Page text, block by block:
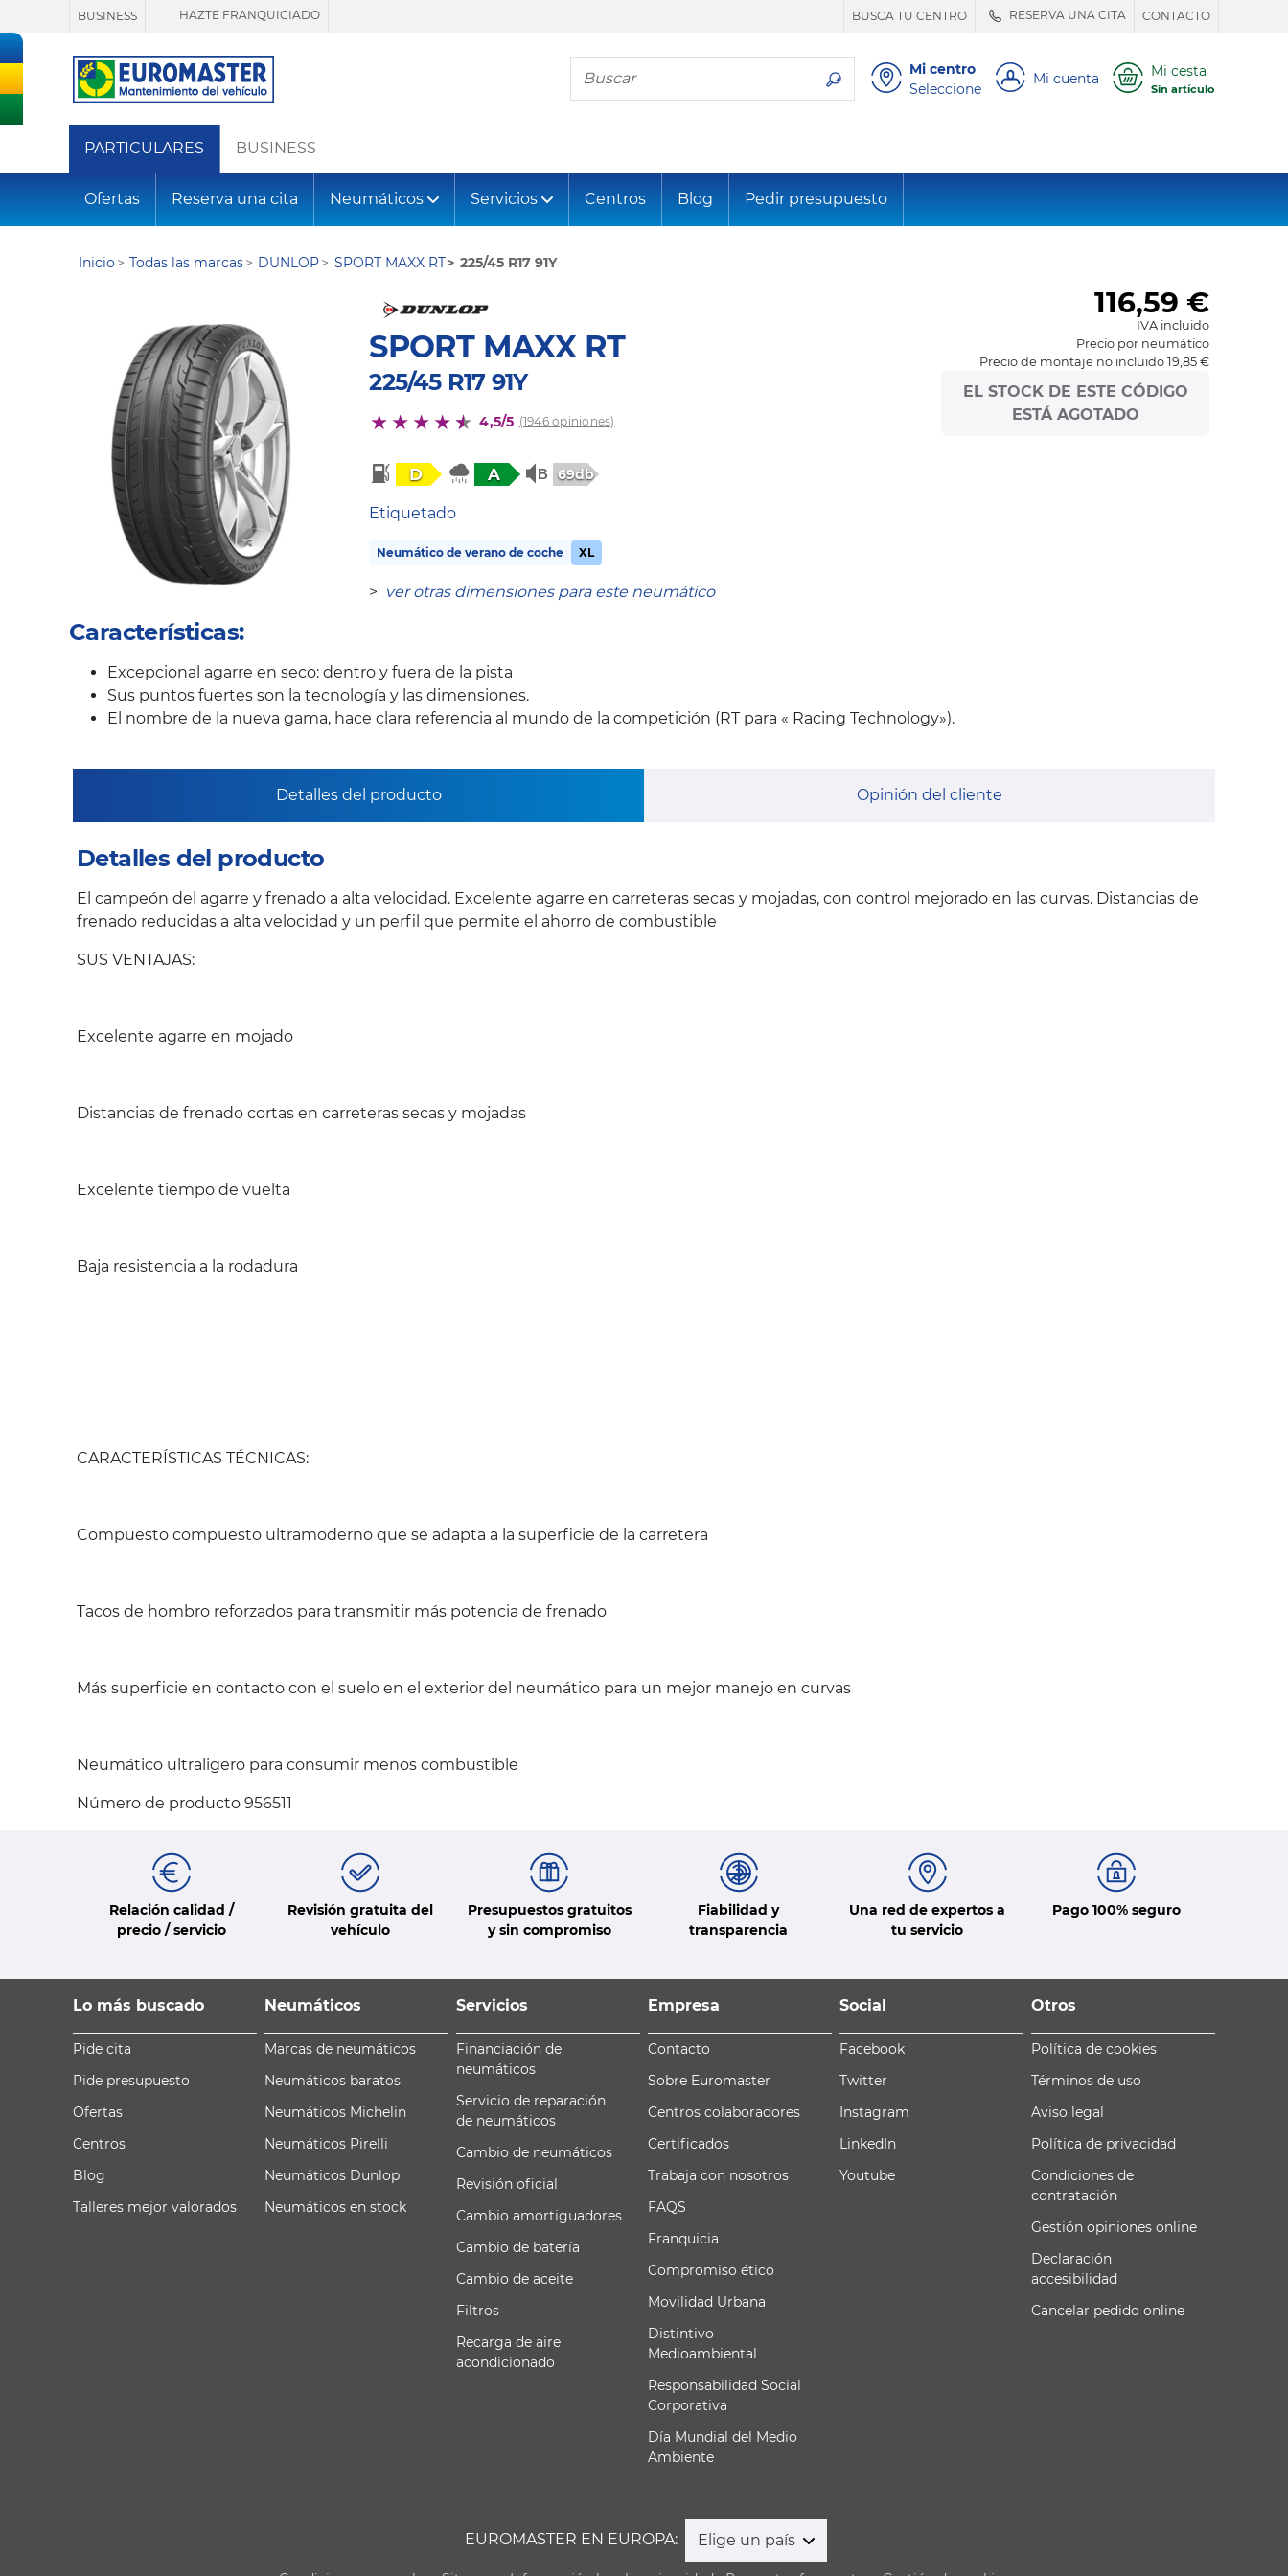
BUSINESS HAZTE FRANQUICIADO BUSCA TU CENTRO RESERVA UNA CITA CONTACTO
Busca tu neumático
Mi centro
Seleccione
Mi cuenta Mi cesta
Sin artículo
PARTICULARES BUSINESS
Ofertas Reserva una cita Neumáticos Servicios Centros Blog Pedir presupuesto
Inicio Todas las marcas DUNLOP SPORT MAXX RT 225/45 R17 91Y
SPORT MAXX RT
225/45 R17 91Y
4,5/5 (1946 opiniones)
D A 69db
Etiquetado
Neumático de verano de coche XL
> ver otras dimensiones para este neumático
116,59 €
IVA incluido
Precio por neumático
Precio de montaje no incluido 19,85 €
EL STOCK DE ESTE CÓDIGO
ESTÁ AGOTADO
Características:
Excepcional agarre en seco: dentro y fuera de la pista
Sus puntos fuertes son la tecnología y las dimensiones.
El nombre de la nueva gama, hace clara referencia al mundo de la competición (RT para « Racing Technology»).
Detalles del producto Opinión del cliente
Detalles del producto
El campeón del agarre y frenado a alta velocidad. Excelente agarre en carreteras secas y mojadas, con control mejorado en las curvas. Distancias de
frenado reducidas a alta velocidad y un perfil que permite el ahorro de combustible
SUS VENTAJAS:
Excelente agarre en mojado
Distancias de frenado cortas en carreteras secas y mojadas
Excelente tiempo de vuelta
Baja resistencia a la rodadura
CARACTERÍSTICAS TÉCNICAS:
Compuesto compuesto ultramoderno que se adapta a la superficie de la carretera
Tacos de hombro reforzados para transmitir más potencia de frenado
Más superficie en contacto con el suelo en el exterior del neumático para un mejor manejo en curvas
Neumático ultraligero para consumir menos combustible
Número de producto 956511
Relación calidad /
precio / servicio
Revisión gratuita del
vehículo
Presupuestos gratuitos
y sin compromiso
Fiabilidad y
transparencia
Una red de expertos a
tu servicio
Pago 100% seguro
Lo más buscado
Pide cita
Pide presupuesto
Ofertas
Centros
Blog
Talleres mejor valorados
Neumáticos
Marcas de neumáticos
Neumáticos baratos
Neumáticos Michelin
Neumáticos Pirelli
Neumáticos Dunlop
Neumáticos en stock
Servicios
Financiación de
neumáticos
Servicio de reparación
de neumáticos
Cambio de neumáticos
Revisión oficial
Cambio amortiguadores
Cambio de batería
Cambio de aceite
Filtros
Recarga de aire
acondicionado
Empresa
Contacto
Sobre Euromaster
Centros colaboradores
Certificados
Trabaja con nosotros
FAQS
Franquicia
Compromiso ético
Movilidad Urbana
Distintivo
Medioambiental
Responsabilidad Social
Corporativa
Día Mundial del Medio
Ambiente
Social
Facebook
Twitter
Instagram
LinkedIn
Youtube
Otros
Política de cookies
Términos de uso
Aviso legal
Política de privacidad
Condiciones de
contratación
Gestión opiniones online
Declaración
accesibilidad
Cancelar pedido online
EUROMASTER EN EUROPA: Elige un país